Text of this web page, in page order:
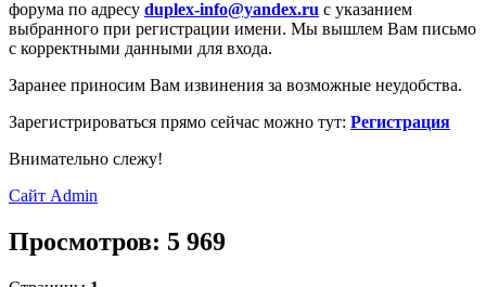
форума по адресу duplex-info@yandex.ru с указанием
выбранного при регистрации имени. Мы вышлем Вам письмо
с корректными данными для входа.
Заранее приносим Вам извинения за возможные неудобства.
Зарeгистрироваться прямо сейчас можно тут: Рeгиcтрaция
Внимательно слежу!
Сайт Admin
Просмотров: 5 969